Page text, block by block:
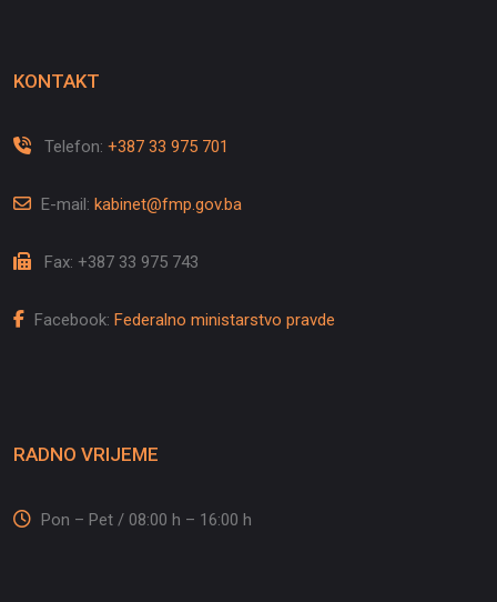
KONTAKT
Telefon: +387 33 975 701
E-mail: kabinet@fmp.gov.ba
Fax: +387 33 975 743
Facebook: Federalno ministarstvo pravde
RADNO VRIJEME
Pon – Pet / 08:00 h – 16:00 h